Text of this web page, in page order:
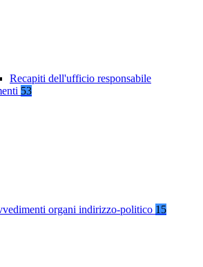
Recapiti dell'ufficio responsabile
53
organi indirizzo-politico 15